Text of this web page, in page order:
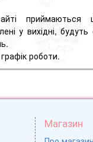
приймаються
у вихідні,
роботи.
Магазин